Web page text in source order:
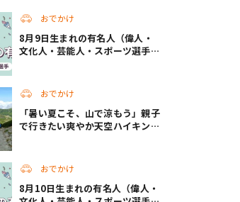
おでかけ
8月9日生まれの有名人（偉人・
文化人・芸能人・スポーツ選手・
おでかけ
「暑い夏こそ、山で涼もう」親子
で行きたい爽やか天空ハイキン
おでかけ
8月10日生まれの有名人（偉人・